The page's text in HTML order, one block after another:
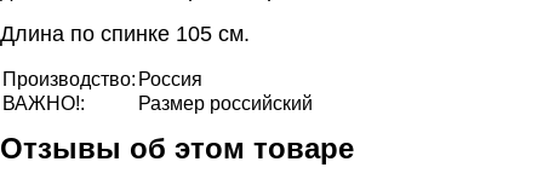
Длина по спинке 105 см.
Производство: Россия
ВАЖНО!:
Размер российский
Отзывы об этом товаре